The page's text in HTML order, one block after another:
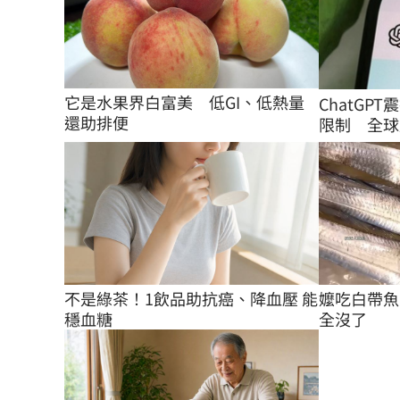
它是水果界白富美　低GI、低熱量
還助排便
ChatGPT
限制 全球
不是綠茶！1飲品助抗癌、降血壓 能
穩血糖
嬤吃白帶
全沒了